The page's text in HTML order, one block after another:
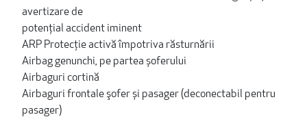
avertizare de
potențial accident iminent
ARP Protecţie activă împotriva răsturnării
Airbag genunchi, pe partea șoferului
Airbaguri cortină
Airbaguri frontale şofer și pasager (deconectabil pentru
pasager)